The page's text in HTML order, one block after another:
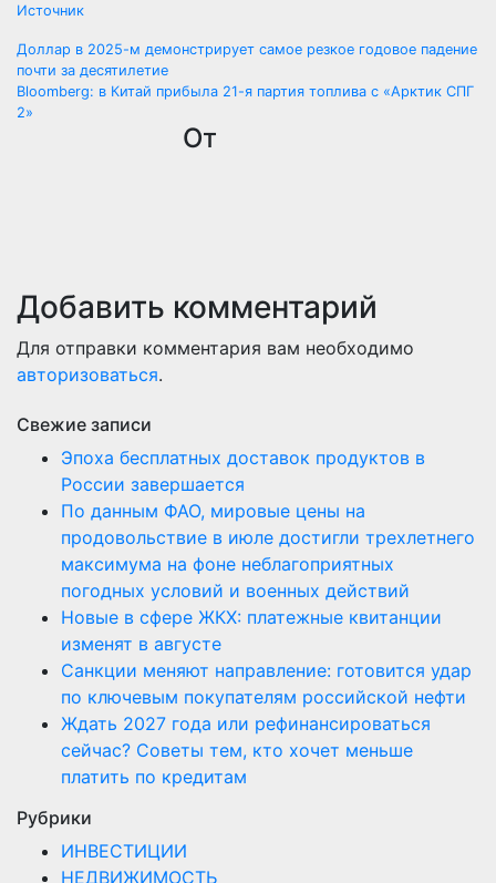
Источник
Навигация
по
Доллар в 2025-м демонстрирует самое резкое годовое падение
почти за десятилетие
Bloomberg: в Китай прибыла 21-я партия топлива с «Арктик СПГ
2»
От
Добавить комментарий
Для отправки комментария вам необходимо
авторизоваться.
Свежие записи
Эпоха бесплатных доставок продуктов в
России завершается
По данным ФАО, мировые цены на
продовольствие в июле достигли трехлетнего
максимума на фоне неблагоприятных
погодных условий и военных действий
Новые в сфере ЖКХ: платежные квитанции
изменят в августе
Санкции меняют направление: готовится удар
по ключевым покупателям российской нефти
Ждать 2027 года или рефинансироваться
сейчас? Советы тем, кто хочет меньше
платить по кредитам
Рубрики
ИНВЕСТИЦИИ
НЕДВИЖИМОСТЬ